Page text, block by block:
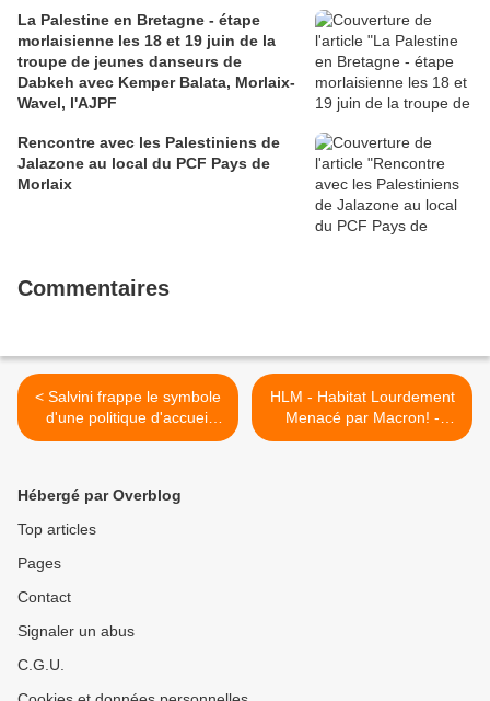
La Palestine en Bretagne - étape
morlaisienne les 18 et 19 juin de la
troupe de jeunes danseurs de
Dabkeh avec Kemper Balata, Morlaix-
Wavel, l'AJPF
Rencontre avec les Palestiniens de
Jalazone au local du PCF Pays de
Morlaix
Commentaires
< Salvini frappe le symbole
d'une politique d'accueil
possible (communiqué du
HLM - Habitat Lourdement
Menacé par Macron! -
L'Humanité, 10 octobre
Hébergé par Overblog
Top articles
Pages
Contact
Signaler un abus
C.G.U.